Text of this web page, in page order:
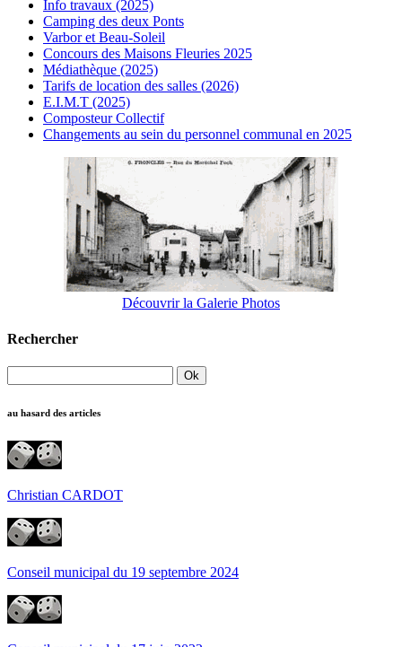
Info travaux (2025)
Camping des deux Ponts
Varbor et Beau-Soleil
Concours des Maisons Fleuries 2025
Médiathèque (2025)
Tarifs de location des salles (2026)
E.I.M.T (2025)
Composteur Collectif
Changements au sein du personnel communal en 2025
Découvrir la Galerie Photos
Rechercher
au hasard des articles
Christian CARDOT
Conseil municipal du 19 septembre 2024